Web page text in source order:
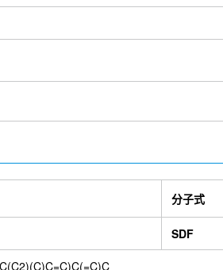
分子式
SDF